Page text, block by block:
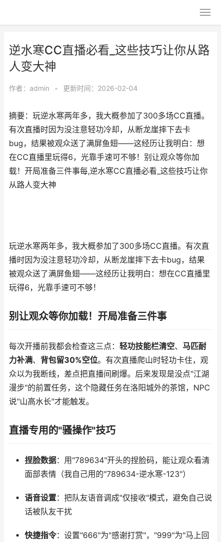
逆水寒CC直播必看_这些技巧让你从路
人变大神
作者： admin • 更新时间：2026-02-04
摘要：玩逆水寒两年多，我大概参加了300多场CC直播。
有次直播时因为没注意轻功冷却，从断龙崖摔下去卡
bug，结果被观众送了满屏鱼翅——这经历让我明白：想
在CC直播里玩得6，光靠手速可不够！别让观众等你加
载！开局准备三件事每,逆水寒CC直播必看_这些技巧让你
从路人变大神
玩逆水寒两年多，我大概参加了300多场CC直播。有次直
播时因为没注意轻功冷却，从断龙崖摔下去卡bug，结果
被观众送了满屏鱼翅——这经历让我明白：想在CC直播里
玩得6，光靠手速可不够！
别让观众等你加载！开局准备三件事
每次开播前我都会检查这三点： 轻功技能栏清空、 马匹耐
力补满、 背包留30%空位。有次直播爬山时轻功卡住，观
众以为我断线，差点把直播间刷爆。后来发现是没点"江湖
漫步"的前置任务，这个隐藏任务在洛阳城外的茶馆，NPC
说"山高水长"才能触发。
直播专用的"骚操作"技巧
捏脸数据：用"789634"开头的捏脸码，能让观众看清
面部表情（我自己用的"789634-逆水寒-123"）
语音设置：把队友语音调成"仅接收"模式，避免自己说
话被队友干扰
快捷指令：设置"666"为"感谢打赏"，"999"为"马上回